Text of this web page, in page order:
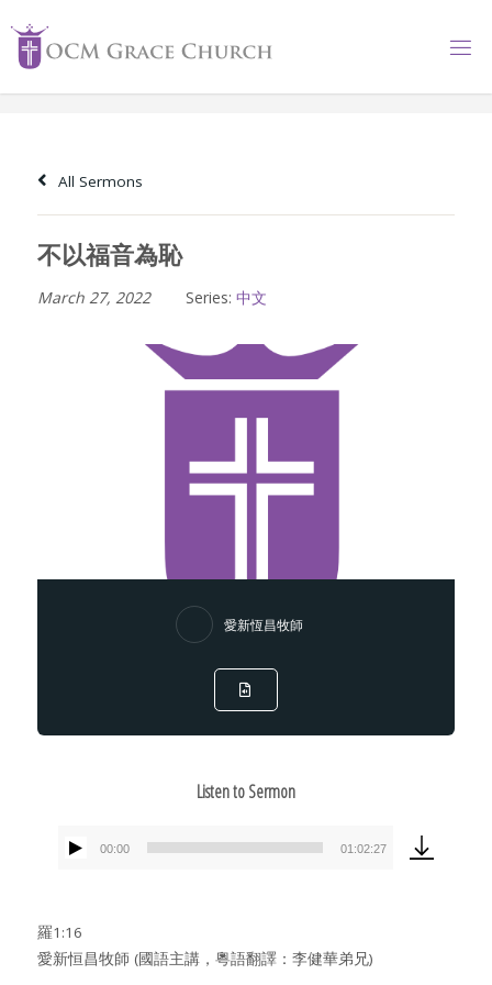
content
All Sermons
不以福音為恥
March 27, 2022 Series: 中文
愛新恆昌牧師
Listen to Sermon
Audio
00:00 01:02:27
羅1:16
愛新恒昌牧師 (國語主講，粵語翻譯：李健華弟兄)